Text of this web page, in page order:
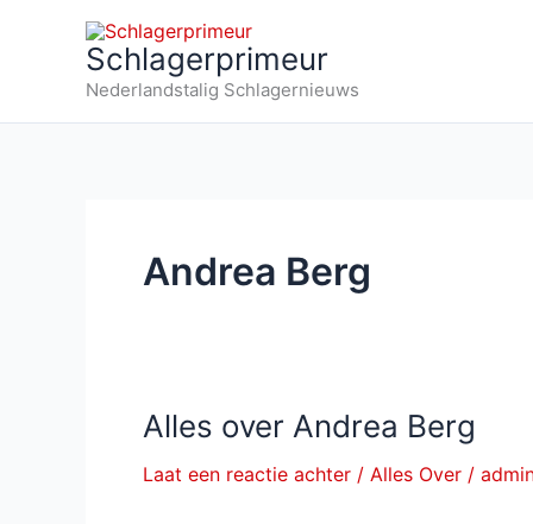
Schlagerprimeur
Nederlandstalig Schlagernieuws
Andrea Berg
Alles over Andrea Berg
Laat een reactie achter / Alles Over /